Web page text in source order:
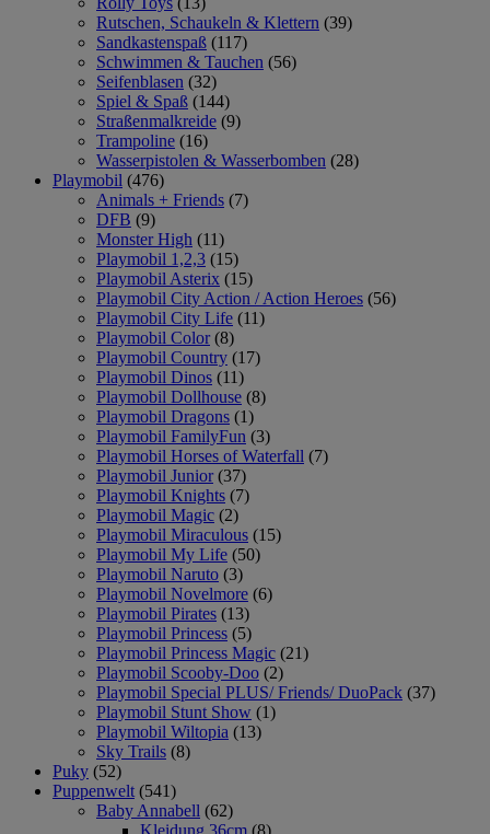
Rutschen, Schaukeln & Klettern (39)
Sandkastenspaß (117)
Schwimmen & Tauchen (56)
Seifenblasen (32)
Spiel & Spaß (144)
Straßenmalkreide (9)
Trampoline (16)
Wasserpistolen & Wasserbomben (28)
Playmobil (476)
Animals + Friends (7)
DFB (9)
Monster High (11)
Playmobil 1,2,3 (15)
Playmobil Asterix (15)
Playmobil City Action / Action Heroes (56)
Playmobil City Life (11)
Playmobil Color (8)
Playmobil Country (17)
Playmobil Dinos (11)
Playmobil Dollhouse (8)
Playmobil Dragons (1)
Playmobil FamilyFun (3)
Playmobil Horses of Waterfall (7)
Playmobil Junior (37)
Playmobil Knights (7)
Playmobil Magic (2)
Playmobil Miraculous (15)
Playmobil My Life (50)
Playmobil Naruto (3)
Playmobil Novelmore (6)
Playmobil Pirates (13)
Playmobil Princess (5)
Playmobil Princess Magic (21)
Playmobil Scooby-Doo (2)
Playmobil Special PLUS/ Friends/ DuoPack (37)
Playmobil Stunt Show (1)
Playmobil Wiltopia (13)
Sky Trails (8)
Puky (52)
Puppenwelt (541)
Baby Annabell (62)
Kleidung 36cm (8)